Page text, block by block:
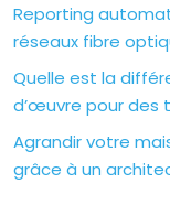
Reporting
réseaux fibre
Quelle est la
d’œuvre pour des
Agrandir votre
grâce à un